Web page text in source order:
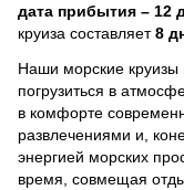
дата прибытия – 12
круиза составляет8
Наши морские круизы
погрузиться в
в комфорте
развлечениями и,
энергией морских
время, совмещая